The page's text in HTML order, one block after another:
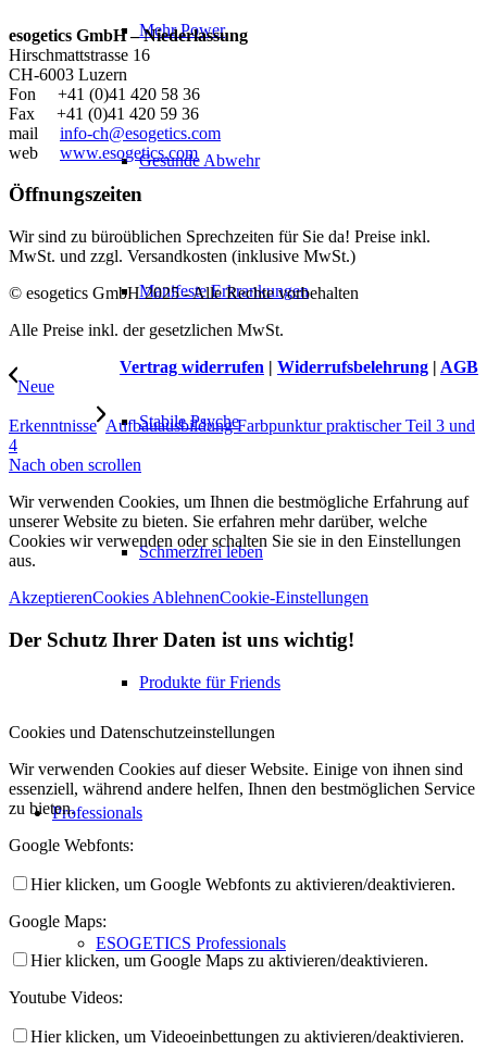
Mehr Power
Gesunde Abwehr
Manifeste Erkrankungen
Stabile Psyche
Schmerzfrei leben
Produkte für Friends
Professionals
ESOGETICS Professionals
esogetics GmbH – Niederlassung
Hirschmattstrasse 16
CH-6003 Luzern
Fon +41 (0)41 420 58 36
Fax +41 (0)41 420 59 36
mail info-ch@esogetics.com
web www.esogetics.com
Öffnungszeiten
Wir sind zu büroüblichen Sprechzeiten für Sie da! Preise inkl.
MwSt. und zzgl. Versandkosten (inklusive MwSt.)
© esogetics GmbH 2025 - Alle Rechte vorbehalten
Alle Preise inkl. der gesetzlichen MwSt.
Vertrag widerrufen | Widerrufsbelehrung | AGB
Neue
Erkenntnisse Aufbauausbildung Farbpunktur praktischer Teil 3 und
4
Nach oben scrollen
Wir verwenden Cookies, um Ihnen die bestmögliche Erfahrung auf
unserer Website zu bieten. Sie erfahren mehr darüber, welche
Cookies wir verwenden oder schalten Sie sie in den Einstellungen
aus.
AkzeptierenCookies AblehnenCookie-Einstellungen
Der Schutz Ihrer Daten ist uns wichtig!
Cookies und Datenschutzeinstellungen
Wir verwenden Cookies auf dieser Website. Einige von ihnen sind
essenziell, während andere helfen, Ihnen den bestmöglichen Service
zu bieten.
Google Webfonts:
Hier klicken, um Google Webfonts zu aktivieren/deaktivieren.
Google Maps:
Hier klicken, um Google Maps zu aktivieren/deaktivieren.
Youtube Videos:
Hier klicken, um Videoeinbettungen zu aktivieren/deaktivieren.